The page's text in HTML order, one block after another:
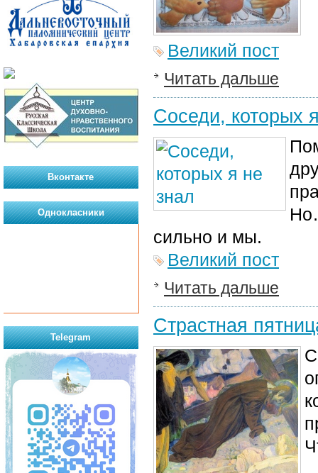
Великий пост
Читать дальше
Соседи, которых
сильно и мы.
Великий пост
Читать дальше
Страстная
Вконтакте
Однокласники
Telegram